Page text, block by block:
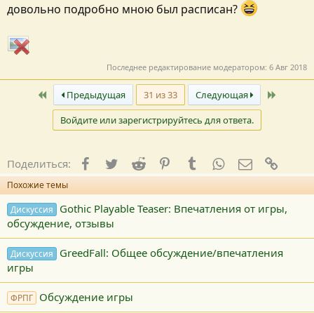
довольно подробно мною был расписан?
Последнее редактирование модератором: 6 Авг 2018
ПервыйПредыдущая 31 из 33 Следующая
Войдите или зарегистрируйтесь для ответа.
Поделиться: Facebook
TwitterReddit PinterestTumblrWhatsApp
E-mail
Похожие темы
Дискуссия
Gothic Playable Teaser: Впечатления от игры,
обсуждение, отзывы
Дискуссия
GreedFall: Общее обсуждение/впечатления
игры
ФРПГ Обсуждение игры